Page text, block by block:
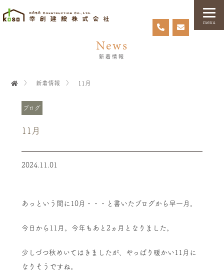
menu
News
新着情報
〉 新着情報 〉 11月
ブログ
11月
2024.11.01
あっという間に10月・・・と書いたブログから早一月。
今日から11月。今年もあと2ヵ月となりました。
少しづつ秋めいてはきましたが、やっぱり暖かい11月に
なりそうですね。